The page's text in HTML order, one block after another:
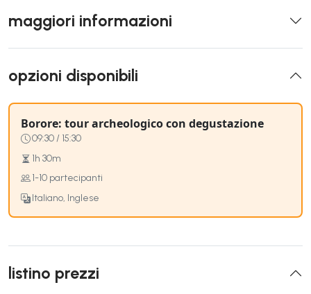
maggiori informazioni
opzioni disponibili
Borore: tour archeologico con degustazione
09:30 / 15:30
1h 30m
1-10 partecipanti
Italiano, Inglese
listino prezzi